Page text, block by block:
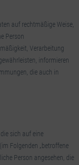
auf rechtmäßige Weise,
Person
Verarbeitung
informieren
die auch in
sich auf eine
Folgenden „betroffene
Person angesehen, die